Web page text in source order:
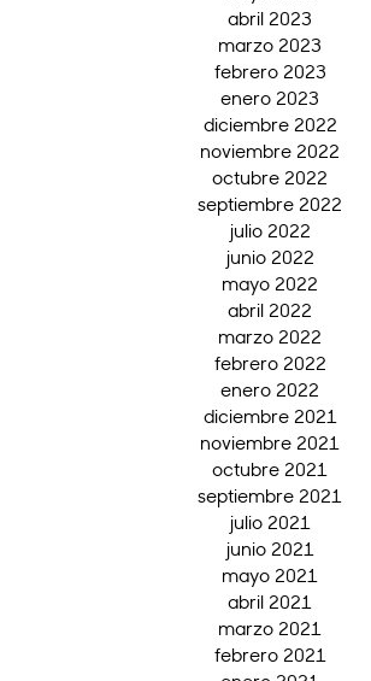
abril 2023
marzo 2023
febrero 2023
enero 2023
diciembre 2022
noviembre 2022
octubre 2022
septiembre 2022
julio 2022
junio 2022
mayo 2022
abril 2022
marzo 2022
febrero 2022
enero 2022
diciembre 2021
noviembre 2021
octubre 2021
septiembre 2021
julio 2021
junio 2021
mayo 2021
abril 2021
marzo 2021
febrero 2021